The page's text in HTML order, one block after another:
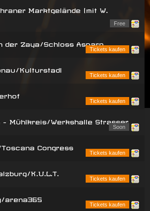
Marktgelände (mit W.
Free
der Zaya/Schloss Asparn
Tickets kaufen
Kulturstadl
Tickets kaufen
Tickets kaufen
- Mühlkreis/Werkshalle Strasser
Soon
Toscana Congress
Tickets kaufen
K.U.L.T.
Tickets kaufen
arena365
Tickets kaufen